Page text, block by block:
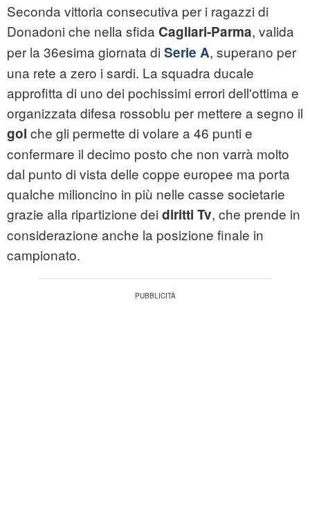
Seconda vittoria consecutiva per i ragazzi di
Donadoni che nella sfida Cagliari-Parma, valida
per la 36esima giornata di Serie A, superano per
una rete a zero i sardi. La squadra ducale
approfitta di uno dei pochissimi errori dell'ottima e
organizzata difesa rossoblu per mettere a segno il
gol che gli permette di volare a 46 punti e
confermare il decimo posto che non varrà molto
dal punto di vista delle coppe europee ma porta
qualche milioncino in più nelle casse societarie
grazie alla ripartizione dei diritti Tv, che prende in
considerazione anche la posizione finale in
campionato.